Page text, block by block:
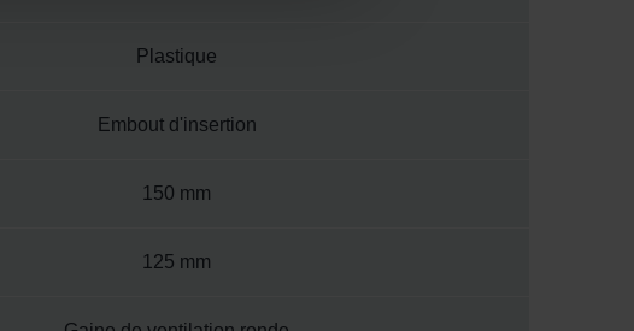
Plastique
Embout d'insertion
150 mm
125 mm